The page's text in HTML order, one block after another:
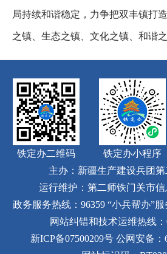
局持续和谐稳定，力争把双丰镇打
之镇、生态之镇、文化之镇、和谐之
铁定办二维码 铁定办小程序
主办：新疆生产建设兵团
运行维护：第二师铁门关市
政务服务热线：96359 “小兵帮办”服
网站纠错和技术运维热线：
新ICP备07500209号 公网安备：